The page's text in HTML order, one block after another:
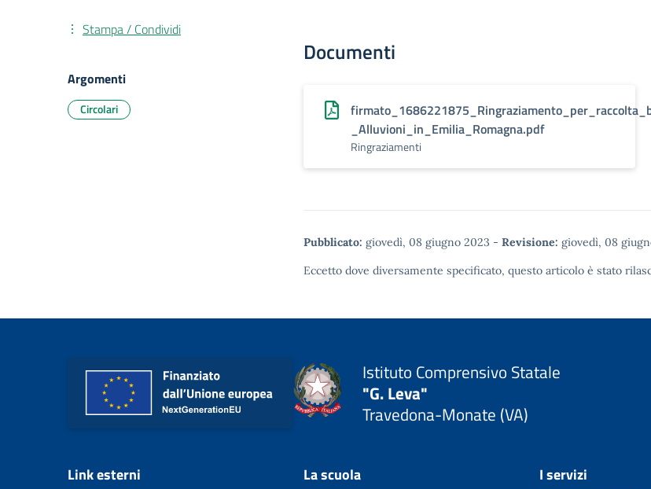
Documenti
_Alluvioni_in_Emilia_Romagna.pdf
Ringraziamenti
Pubblicato: giovedì, 08 giugno 2023 - Revisione: giovedì, 08
Eccetto dove diversamente specificato, questo articolo è stato
Stampa / Condividi
Argomenti
Circolari
Istituto Comprensivo Statale
"G. Leva"
Travedona-Monate (VA)
Link esterni La scuola I servizi